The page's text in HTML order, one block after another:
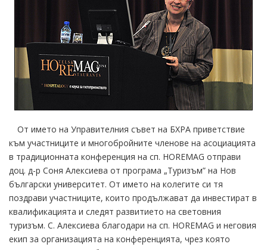
От името на Управителния съвет на БХРА приветствие
към участниците и многобройните членове на асоциацията
в традиционната конференция на сп. HOREMAG отправи
доц. д-р Соня Алексиева от програма „Туризъм” на Нов
български университет. От името на колегите си тя
поздрави участниците, които продължават да инвестират в
квалификацията и следят развитието на световния
туризъм. С. Алексиева благодари на сп. HOREMAG и неговия
екип за организацията на конференцията, чрез която